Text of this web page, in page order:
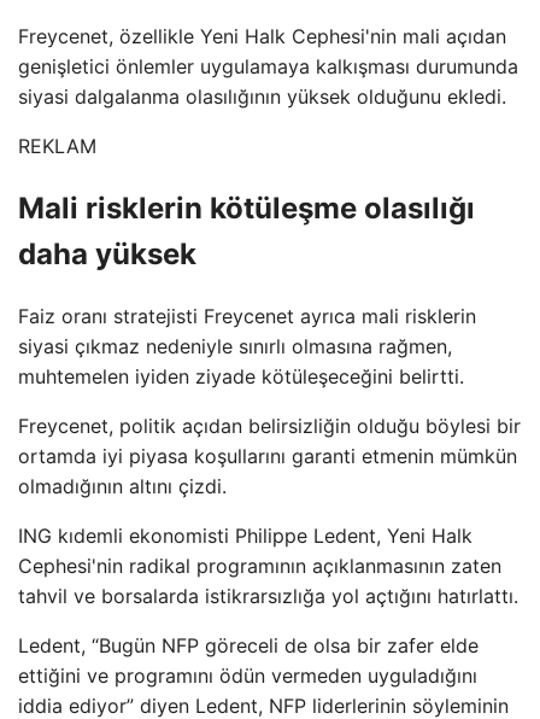
Freycenet, özellikle Yeni Halk Cephesi'nin mali açıdan
genişletici önlemler uygulamaya kalkışması durumunda
siyasi dalgalanma olasılığının yüksek olduğunu ekledi.
REKLAM
Mali risklerin kötüleşme olasılığı
daha yüksek
Faiz oranı stratejisti Freycenet ayrıca mali risklerin
siyasi çıkmaz nedeniyle sınırlı olmasına rağmen,
muhtemelen iyiden ziyade kötüleşeceğini belirtti.
Freycenet, politik açıdan belirsizliğin olduğu böylesi bir
ortamda iyi piyasa koşullarını garanti etmenin mümkün
olmadığının altını çizdi.
ING kıdemli ekonomisti Philippe Ledent, Yeni Halk
Cephesi'nin radikal programının açıklanmasının zaten
tahvil ve borsalarda istikrarsızlığa yol açtığını hatırlattı.
Ledent, “Bugün NFP göreceli de olsa bir zafer elde
ettiğini ve programını ödün vermeden uyguladığını
iddia ediyor” diyen Ledent, NFP liderlerinin söyleminin